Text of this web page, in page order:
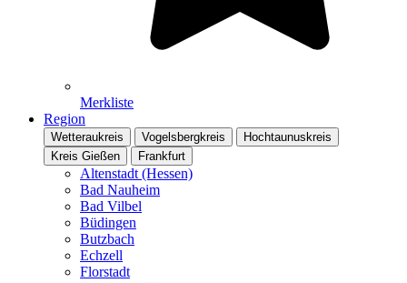
Merkliste
Region
Wetteraukreis Vogelsbergkreis
Hochtaunuskreis
Kreis Gießen
Frankfurt
Altenstadt (Hessen)
Bad Nauheim
Bad Vilbel
Büdingen
Butzbach
Echzell
Florstadt